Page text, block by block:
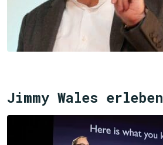
Jimmy Wales erleben